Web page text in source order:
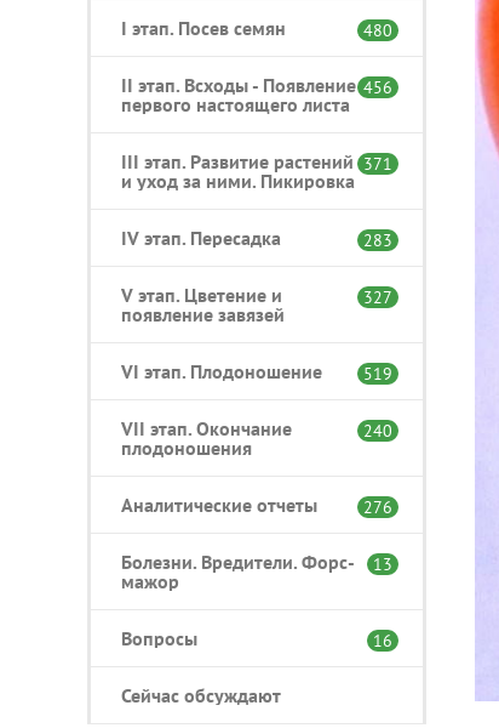
I этап. Посев семян 480
II этап. Всходы - Появление
первого настоящего листа
456
III этап. Развитие растений
и уход за ними. Пикировка
371
IV этап. Пересадка 283
V этап. Цветение и
появление завязей
327
VI этап. Плодоношение 519
VII этап. Окончание
плодоношения
240
Аналитические отчеты 276
Болезни. Вредители. Форс-
мажор
13
Вопросы 16
Сейчас обсуждают